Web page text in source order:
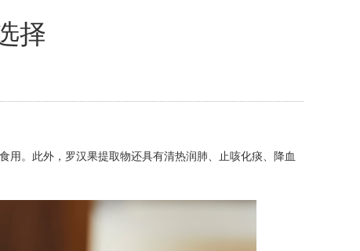
择
用。此外，罗汉果提取物还具有清热润肺、止咳化痰、降血